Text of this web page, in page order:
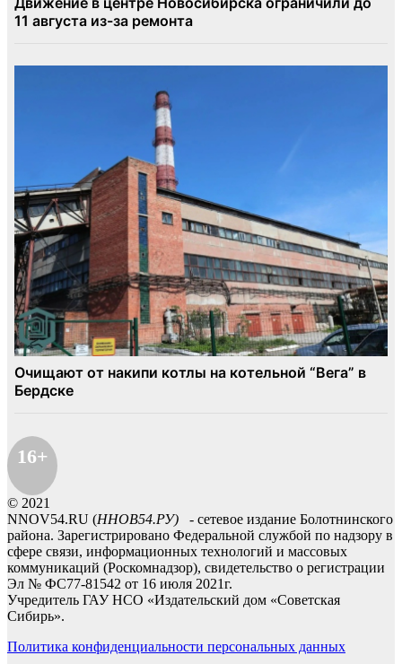
16+
© 2021
NNOV54.RU (ННОВ54.РУ) - сетевое издание Болотнинского
района. Зарегистрировано Федеральной службой по надзору в
сфере связи, информационных технологий и массовых
коммуникаций (Роскомнадзор), свидетельство о регистрации
Эл № ФС77-81542 от 16 июля 2021г.
Учредитель ГАУ НСО «Издательский дом «Советская
Сибирь».
Политика конфиденциальности персональных данных